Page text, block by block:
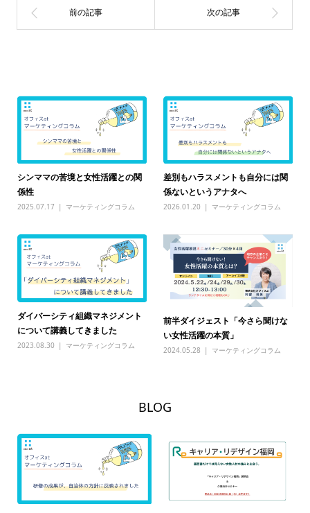
シンママの苦境と女性活躍との関
係性
2025.07.17 マーケティングコラム
差別もハラスメントも自分には関
係ないというアナタへ
2026.01.20 マーケティングコラム
ダイバーシティ組織マネジメント
について講義してきました
2023.08.30 マーケティングコラム
前半ダイジェスト「今さら聞けな
い女性活躍の本質」
2024.05.28 マーケティングコラム
BLOG